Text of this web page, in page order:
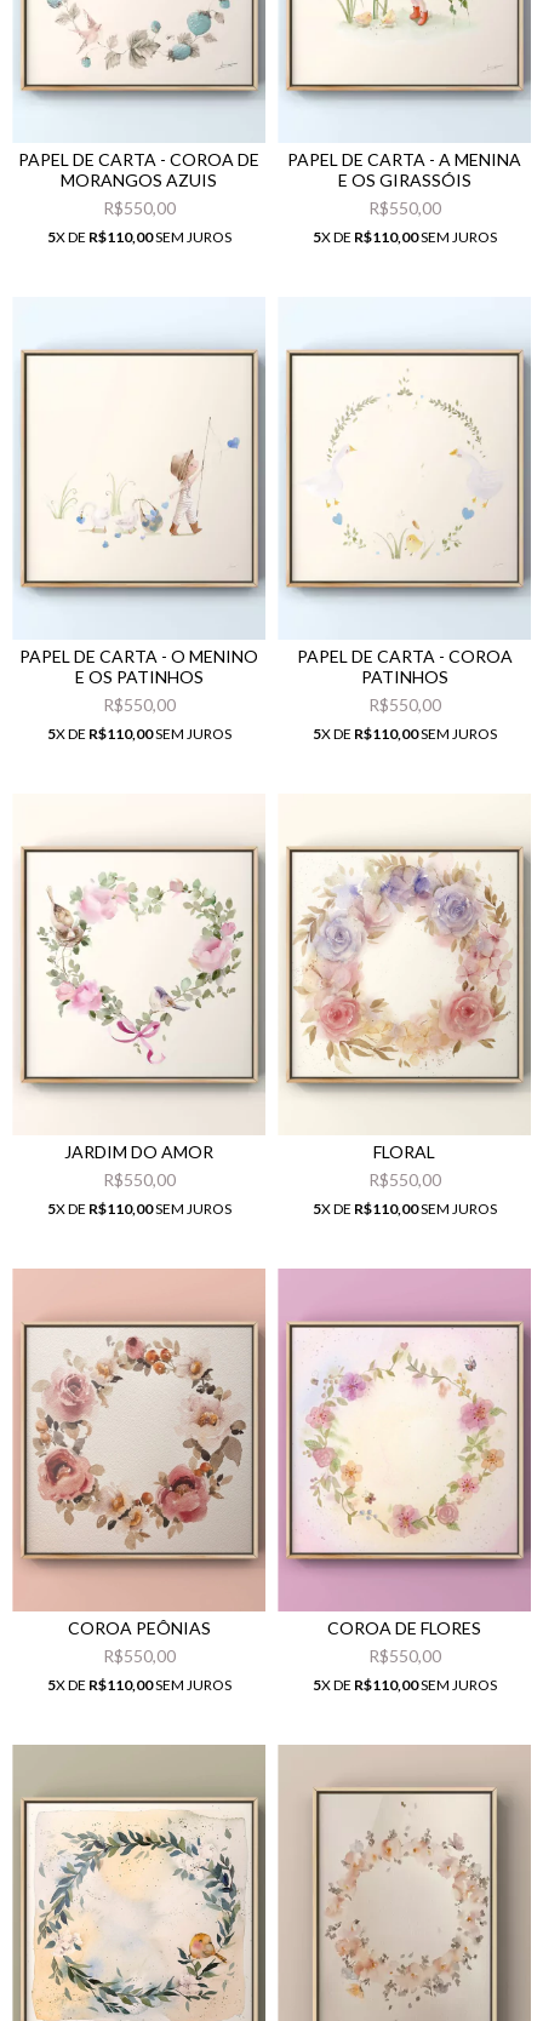
PAPEL DE CARTA - COROA DE
MORANGOS AZUIS
R$550,00
5X DE R$110,00SEM JUROS
PAPEL DE CARTA - A MENINA
E OS GIRASSÓIS
R$550,00
5X DE R$110,00SEM JUROS
PAPEL DE CARTA - O MENINO
E OS PATINHOS
R$550,00
5X DE R$110,00SEM JUROS
PAPEL DE CARTA - COROA
PATINHOS
R$550,00
5X DE R$110,00SEM JUROS
JARDIM DO AMOR
R$550,00
5X DE R$110,00SEM JUROS
FLORAL
R$550,00
5X DE R$110,00SEM JUROS
COROA PEÔNIAS
R$550,00
5X DE R$110,00SEM JUROS
COROA DE FLORES
R$550,00
5X DE R$110,00SEM JUROS